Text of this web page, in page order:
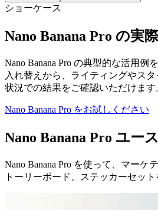
ショーケース
Nano Banana Pro の実
Nano Banana Pro の典型的な活用例
入れ替えから、ライティングやス
状況での結果をご確認いただけます
Nano Banana Pro をお試しください
Nano Banana Pro ユー
Nano Banana Pro を使って、マーケ
トーリーボード、ステッカーセッ